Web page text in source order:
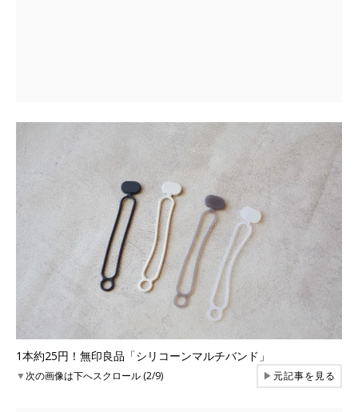
1本約25円！無印良品「シリコーンマルチバンド」
▼次の画像は下へスクロール (2/9) ▶元記事を見る